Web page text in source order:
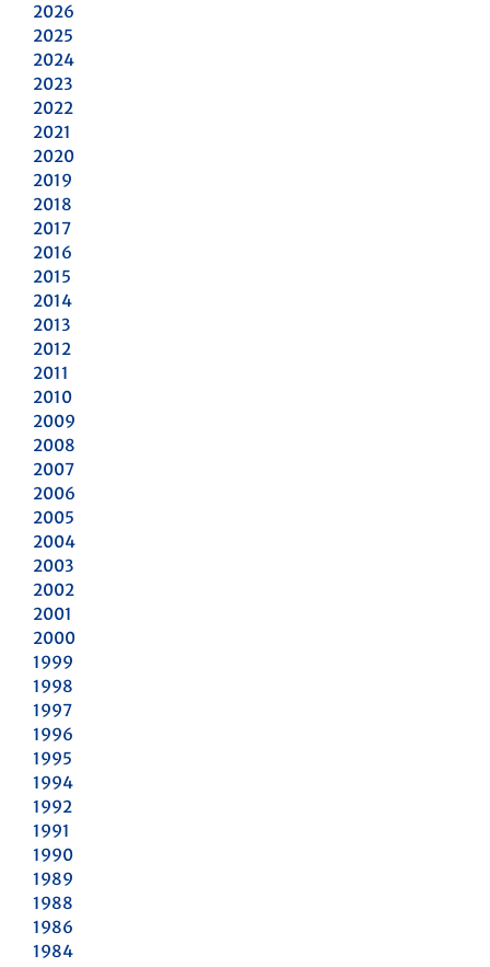
2026
2025
2024
2023
2022
2021
2020
2019
2018
2017
2016
2015
2014
2013
2012
2011
2010
2009
2008
2007
2006
2005
2004
2003
2002
2001
2000
1999
1998
1997
1996
1995
1994
1992
1991
1990
1989
1988
1986
1984